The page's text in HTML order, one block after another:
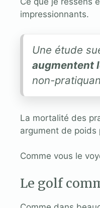
impressionnants.
Une étude
augmentent
non-
La mortalité des
argument de poids
Comme vous le
Le golf